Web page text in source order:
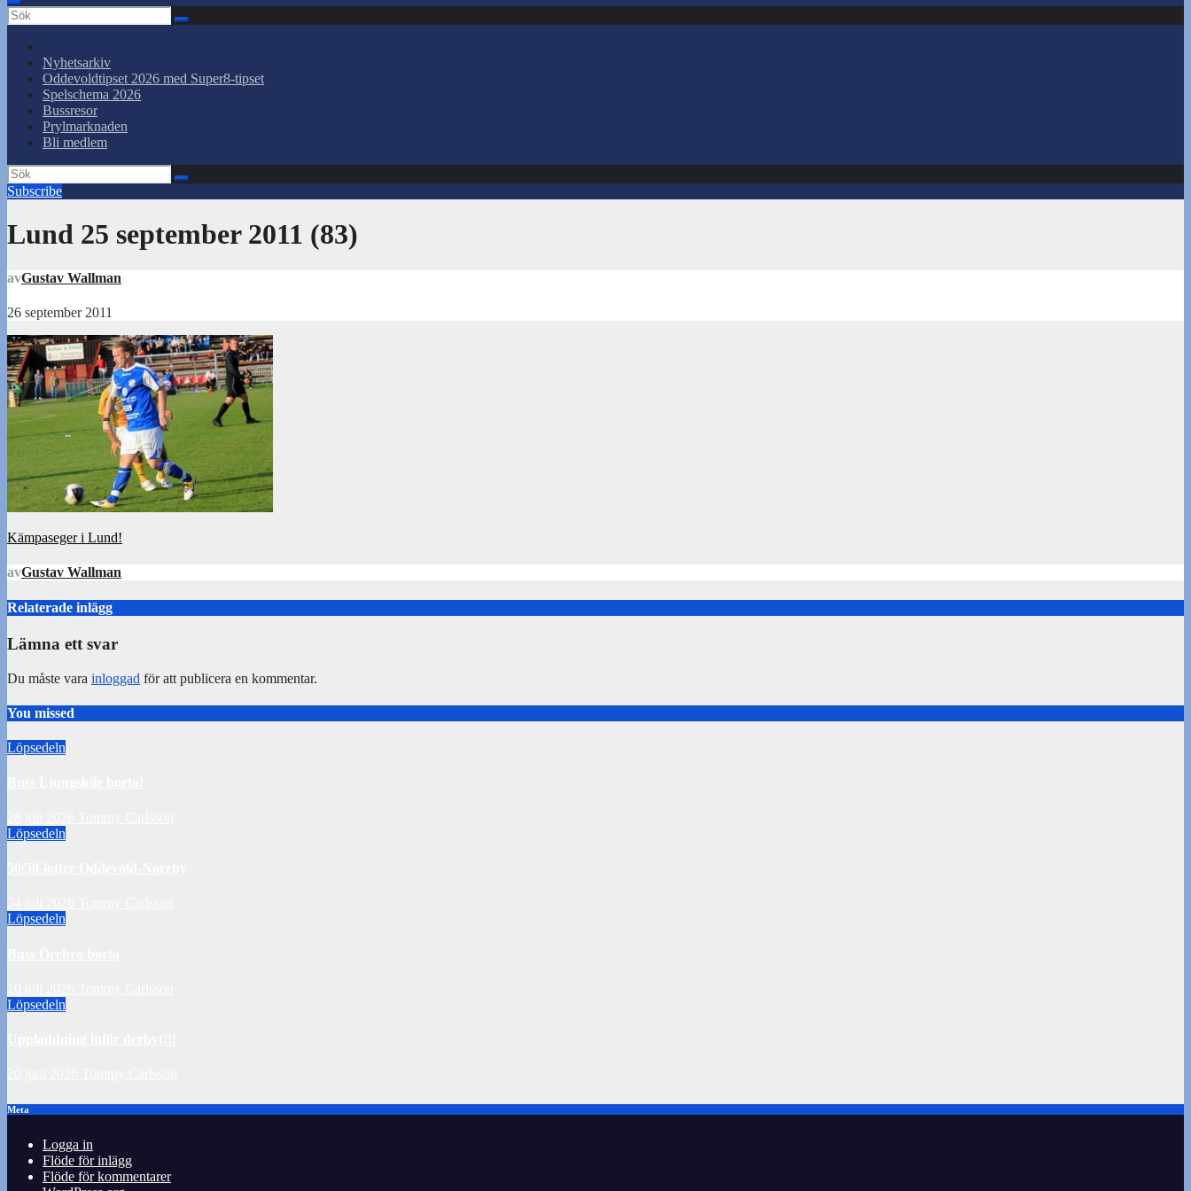
Nyhetsarkiv
Oddevoldtipset 2026 med Super8-tipset
Spelschema 2026
Bussresor
Prylmarknaden
Bli medlem
Subscribe
Lund 25 september 2011 (83)
avGustav Wallman
26 september 2011
Inläggsnavigering
Kämpaseger i Lund!
avGustav Wallman
Relaterade inlägg
Lämna ett svar
Du måste vara inloggad för att publicera en kommentar.
You missed
Löpsedeln
Löpsedeln
Löpsedeln
Löpsedeln
Meta
Logga in
Flöde för inlägg
Flöde för kommentarer